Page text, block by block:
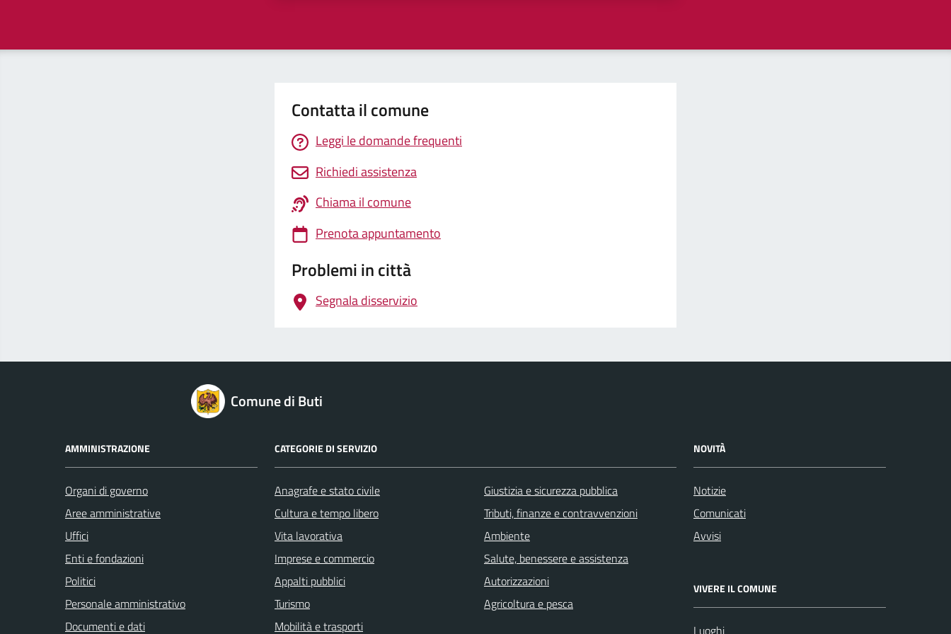
Contatta il comune
Leggi le domande frequenti
Richiedi assistenza
Chiama il comune
Prenota appuntamento
Problemi in città
Segnala disservizio
Comune di Buti
AMMINISTRAZIONE
Organi di governo
Aree amministrative
Uffici
Enti e fondazioni
Politici
Personale amministrativo
Documenti e dati
CATEGORIE DI SERVIZIO
Anagrafe e stato civile
Cultura e tempo libero
Vita lavorativa
Imprese e commercio
Appalti pubblici
Turismo
Mobilità e trasporti
Giustizia e sicurezza pubblica
Tributi, finanze e contravvenzioni
Ambiente
Salute, benessere e assistenza
Autorizzazioni
Agricoltura e pesca
NOVITÀ
Notizie
Comunicati
Avvisi
VIVERE IL COMUNE
Luoghi